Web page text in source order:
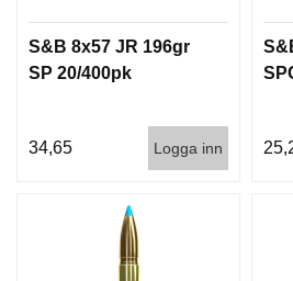
S&B 8x57 JR 196gr
SP 20/400pk
34,65 Logga inn